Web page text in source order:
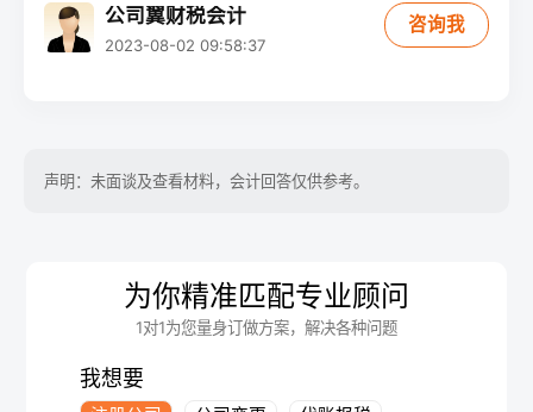
公司翼财税会计
2023-08-02 09:58:37
咨询我
声明：未面谈及查看材料，会计回答仅供参考。
为你精准匹配专业顾问
1对1为您量身订做方案，解决各种问题
我想要